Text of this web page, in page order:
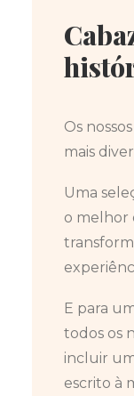
Os
mais
Uma
o melhor
E para
todos os
incluir
escrito à